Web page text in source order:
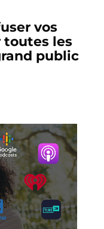
vos
toutes les
public